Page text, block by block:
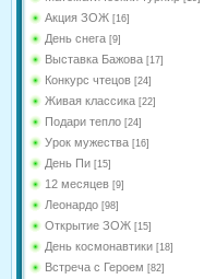
Акция ЗОЖ [16]
День снега [9]
Выставка Бажова [17]
Конкурс чтецов [24]
Живая классика [22]
Подари тепло [24]
Урок мужества [16]
День Пи [15]
12 месяцев [9]
Леонардо [98]
Открытие ЗОЖ [15]
День космонавтики [18]
Встреча с Героем [82]